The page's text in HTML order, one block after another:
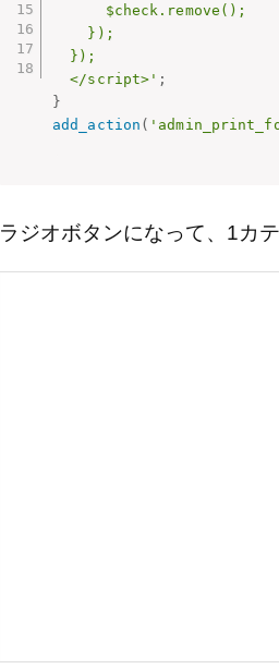
  </script>'
;
}
add_action (
ラジオボタンになって、1カ